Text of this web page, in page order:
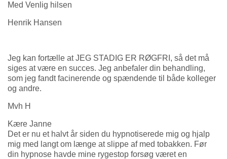
Med Venlig hilsen
Henrik Hansen
Jeg kan fortælle at JEG STADIG ER RØGFRI, så det må
siges at være en succes. Jeg anbefaler din behandling,
som jeg fandt facinerende og spændende til både kolleger
og andre.
Mvh H
Kære Janne
Det er nu et halvt år siden du hypnotiserede mig og hjalp
mig med langt om længe at slippe af med tobakken. Før
din hypnose havde mine rygestop forsøg været en